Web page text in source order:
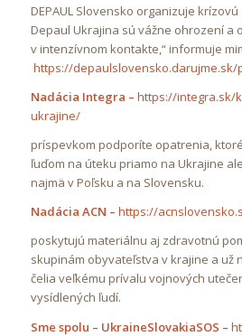
DEPAUL Slovensko organizuje
Depaul Ukrajina sú vážne ohrození a
v intenzívnom kontakte,“ informuje
https://depaulslovensko.darujme.sk/
Nadácia Integra – https://integra.sk/
ukrajine/
príspevkom podporíte opatrenia,
ľuďom na úteku priamo na Ukrajine
najmä v Poľsku a na Slovensku.
Nadácia ACN – https://
poskytujú materiálnu aj zdravotnú
skupinám obyvateľstva v krajine a už
čelia veľkému prívalu vojnových
vysídlených ľudí.
Sme spolu – UkraineSlovakiaSOS –